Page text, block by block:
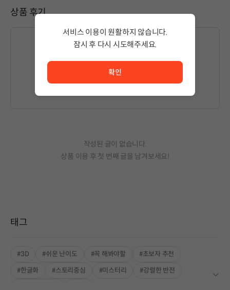
상품 후기
글을 작성하시려면로그인
작성된 글이 없습니다.
상품 이용 후 첫 번째 글을 남겨보세요!
태그
#3D #쉬운 난이도 #꼭 해봐야할
#초보자 추천
#한글화
#스토리중심 #미스터리
#강렬한 반전
서비스 이용이 원활하지 않습니다.
잠시 후 다시 시도해주세요.
확인